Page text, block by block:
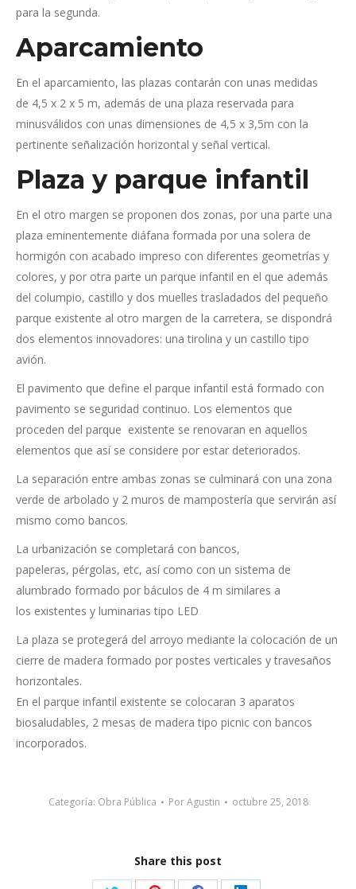
para la segunda.
Aparcamiento
En el aparcamiento, las plazas contarán con unas medidas
de 4,5 x 2 x 5 m, además de una plaza reservada para
minusválidos con unas dimensiones de 4,5 x 3,5m con la
pertinente señalización horizontal y señal vertical.
Plaza y parque infantil
En el otro margen se proponen dos zonas, por una parte una
plaza eminentemente diáfana formada por una solera de
hormigón con acabado impreso con diferentes geometrías y
colores, y por otra parte un parque infantil en el que además
del columpio, castillo y dos muelles trasladados del pequeño
parque existente al otro margen de la carretera, se dispondrá
dos elementos innovadores: una tirolina y un castillo tipo
avión.
El pavimento que define el parque infantil está formado con
pavimento se seguridad continuo. Los elementos que
proceden del parque existente se renovaran en aquellos
elementos que así se considere por estar deteriorados.
La separación entre ambas zonas se culminará con una zona
verde de arbolado y 2 muros de mampostería que servirán así
mismo como bancos.
La urbanización se completará con bancos,
papeleras, pérgolas, etc, así como con un sistema de
alumbrado formado por báculos de 4 m similares a
los existentes y luminarias tipo LED
La plaza se protegerá del arroyo mediante la colocación de un
cierre de madera formado por postes verticales y travesaños
horizontales.
En el parque infantil existente se colocaran 3 aparatos
biosaludables, 2 mesas de madera tipo picnic con bancos
incorporados.
Categoría: Obra Pública PorAgustin octubre 25, 2018
Share this post